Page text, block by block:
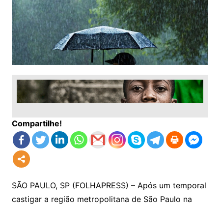
Compartilhe!
SÃO PAULO, SP (FOLHAPRESS) – Após um temporal
castigar a região metropolitana de São Paulo na